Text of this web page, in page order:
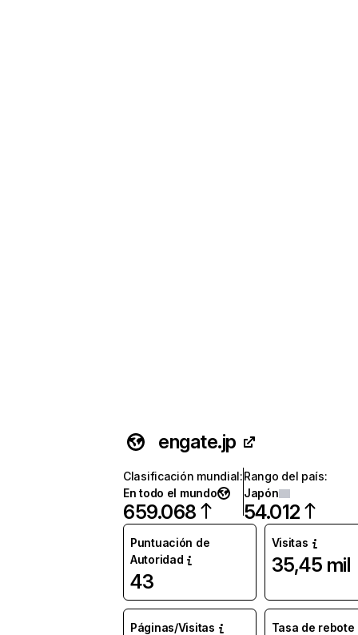
engate.jp
Clasificación mundial:
En todo el mundo
659.068
Rango del país:
Japón
54.012
Puntuación de
Autoridad
43
Visitas
35,45 mil
Páginas/Visitas Tasa de rebote